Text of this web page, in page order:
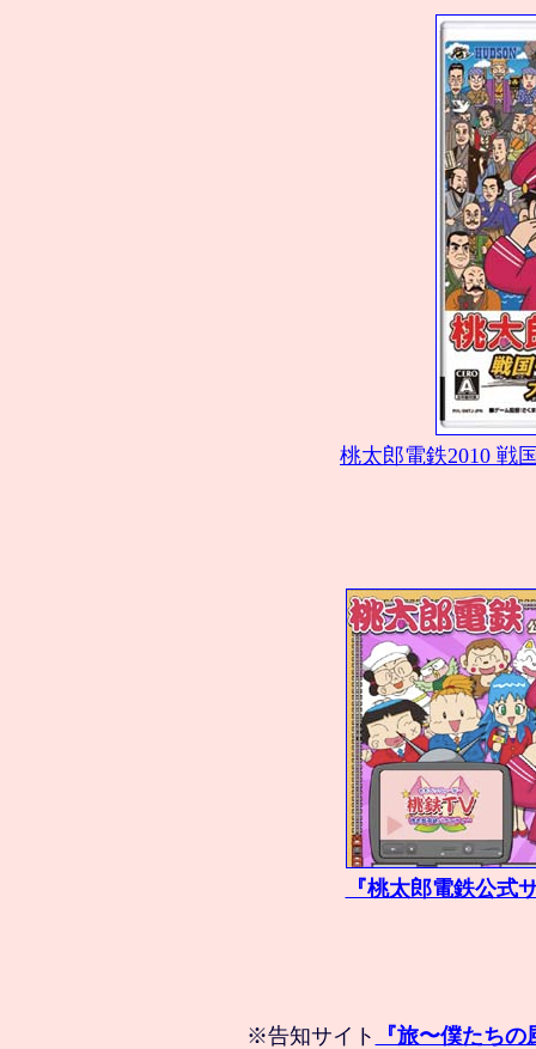
桃太郎電鉄2010 戦
『桃太郎電鉄公式
※告知サイト 『旅〜僕たち